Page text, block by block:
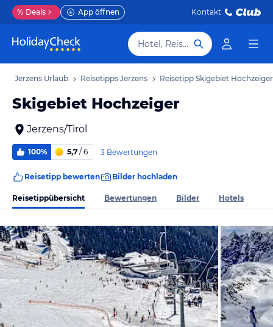
% Deals App öffnen Kontakt
Hotel, Reiseziel
Jerzens Urlaub Reisetipps Jerzens Reisetipp Skigebiet Hochzeiger
Skigebiet Hochzeiger
Jerzens/Tirol
100% 5,7 / 6 3 Bewertungen
Reisetipp bewerten Bilder hochladen
Reisetippübersicht Bewertungen Bilder Hotels